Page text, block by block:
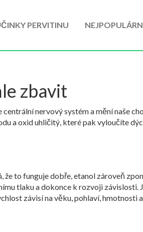
PERVITINU
zbavit
nervový systém a mění naše
a oxid uhličitý, které pak vyloučíte
že to funguje dobře, etanol zároveň
tlaku a dokonce k rozvoji závislosti.
závisí na věku, pohlaví, hmotnosti